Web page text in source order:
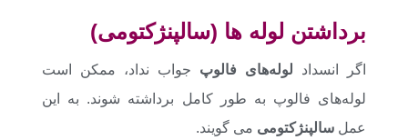
برداشتن لوله ها (سالپنژکتومی)
اگر انسداد لوله‌های فالوپ جواب نداد، ممکن است
لوله‌های فالوپ به طور کامل برداشته شوند. به این
عمل سالپنژکتومی می گویند.